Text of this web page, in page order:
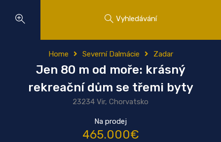
Vyhledávání
Home Severní Dalmácie Zadar
Jen 80 m od moře: krásný
rekreační dům se třemi byty
23234 Vir, Chorvatsko
Na prodej
465.000€